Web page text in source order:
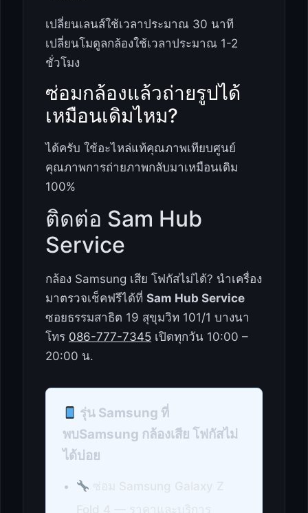
เปลี่ยนเลนส์ใช้เวลาประมาณ 30 นาที
เปลี่ยนโมดูลกล้องใช้เวลาประมาณ 1-2
ชั่วโมง
ซ่อมกล้องแล้วถ่ายรูปได้
เหมือนเดิมไหม?
ได้ครับ ใช้อะไหล่แท้คุณภาพเทียบศูนย์
คุณภาพการถ่ายภาพกลับมาเหมือนเดิม
100%
ติดต่อ Sam Hub
Service
กล้อง Samsung เสีย โฟกัสไม่ได้? นำเครื่อง
มาตรวจเช็คฟรีได้ที่ Sam Hub Service
ซอยธรรมสาธิต 19 สุขุมวิท 101/1 บางนา
โทร 086-777-7345 เปิดทุกวัน 10:00 –
20:00 น.
รุ่น Samsung ที่
พบSamsung กล้องเสีย โฟกัสไม่
ได้บ่อย